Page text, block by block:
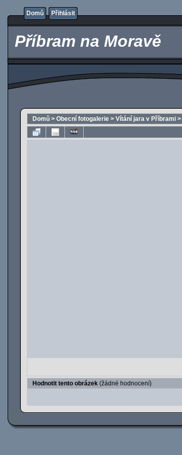
Domů Přihlásit
Příbram na Moravě
Domů > Obecní fotogalerie > Vítání jara v Příbrami >
Hodnotit tento obrázek (žádné hodnocení)